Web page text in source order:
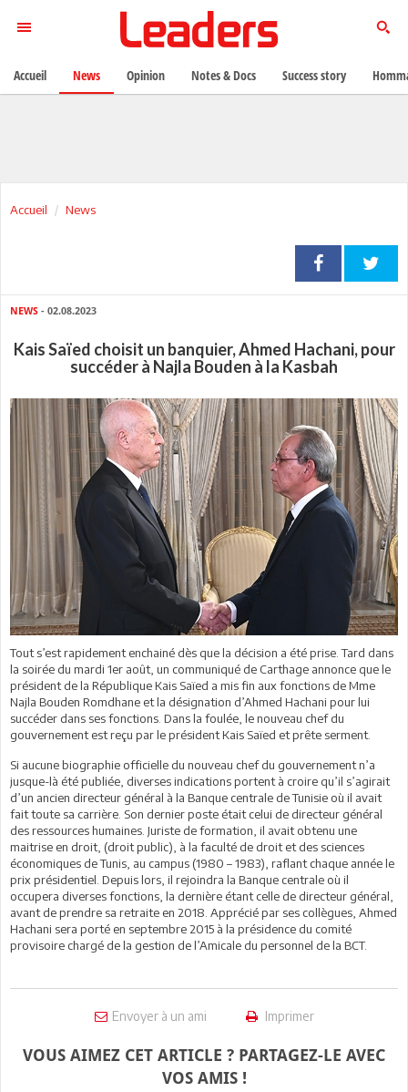
Accueil News
NEWS - 02.08.2023
Kais Saïed choisit un banquier, Ahmed Hachani, pour
succéder à Najla Bouden à la Kasbah
Tout s’est rapidement enchainé dès que la décision a été prise. Tard dans
la soirée du mardi 1er août, un communiqué de Carthage annonce que le
président de la République Kais Saïed a mis fin aux fonctions de Mme
Najla Bouden Romdhane et la désignation d’Ahmed Hachani pour lui
succéder dans ses fonctions. Dans la foulée, le nouveau chef du
gouvernement est reçu par le président Kais Saïed et prête serment.
Si aucune biographie officielle du nouveau chef du gouvernement n’a
jusque-là été publiée, diverses indications portent à croire qu’il s’agirait
d’un ancien directeur général à la Banque centrale de Tunisie où il avait
fait toute sa carrière. Son dernier poste était celui de directeur général
des ressources humaines. Juriste de formation, il avait obtenu une
maitrise en droit, (droit public), à la faculté de droit et des sciences
économiques de Tunis, au campus (1980 – 1983), raflant chaque année le
prix présidentiel. Depuis lors, il rejoindra la Banque centrale où il
occupera diverses fonctions, la dernière étant celle de directeur général,
avant de prendre sa retraite en 2018. Apprécié par ses collègues, Ahmed
Hachani sera porté en septembre 2015 à la présidence du comité
provisoire chargé de la gestion de l’Amicale du personnel de la BCT.
Envoyer à un ami Imprimer
VOUS AIMEZ CET ARTICLE ? PARTAGEZ-LE AVEC
VOS AMIS !
Accueil News Opinion Notes & Docs Success story